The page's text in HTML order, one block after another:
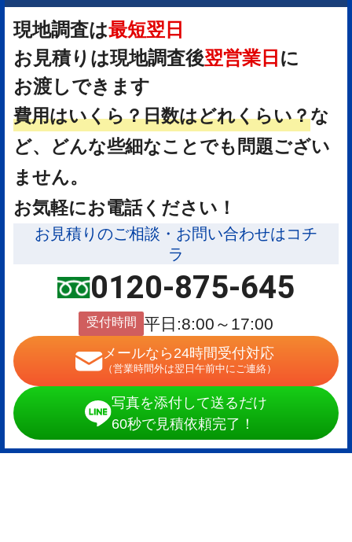
現地調査は最短翌日
お見積りは現地調査後翌営業日 に
お渡しできます
費用はいくら？日数はどれくらい？な
ど、どんな些細なことでも問題ござい
ません。
お気軽にお電話ください！
お見積りのご相談・お問い合わせはコチ
ラ
0120-875-645
受付時間 平日:8:00～17:00
メールなら24時間受付対応
（営業時間外は翌日午前中にご連絡）
写真を添付して送るだけ
60秒で見積依頼完了！